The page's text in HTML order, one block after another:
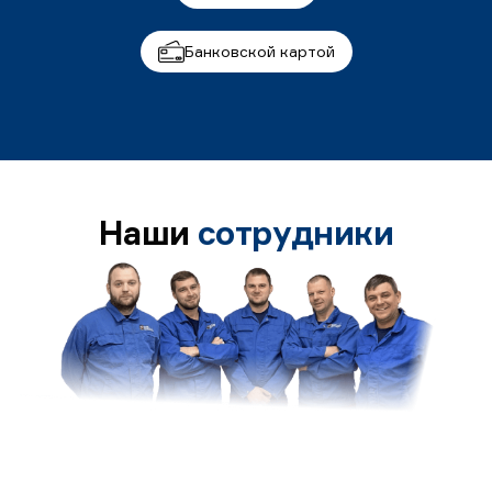
Банковской картой
Наши сотрудники